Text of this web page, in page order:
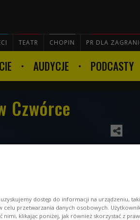
TEATR CHOPIN PR DLA

AUDYCJE PODCASTY
Czwórce
World Tour, który po roku
fantastyczna atmosfera -
dostęp do informacji na urządzeniu,
przetwarzania danych osobowych.
nimi, klikając poniżej, jak również skorzystać z